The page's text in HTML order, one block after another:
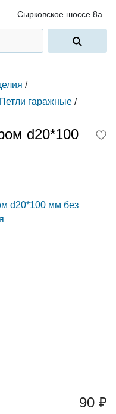
Сырковское шоссе 8а
/
Петли гаражные /
d20*100
90 ₽